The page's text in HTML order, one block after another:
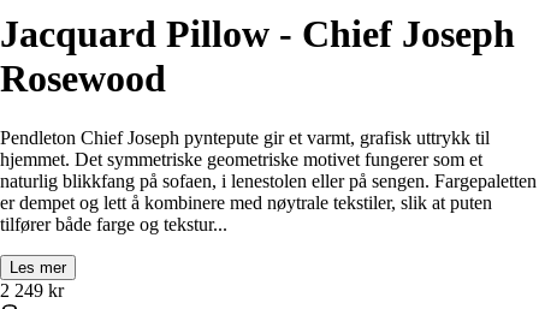
Jacquard Pillow - Chief Joseph
Rosewood
Pendleton Chief Joseph pyntepute gir et varmt, grafisk uttrykk til
hjemmet. Det symmetriske geometriske motivet fungerer som et
naturlig blikkfang på sofaen, i lenestolen eller på sengen. Fargepaletten
er dempet og lett å kombinere med nøytrale tekstiler, slik at puten
tilfører både farge og tekstur...
Les mer
2 249 kr